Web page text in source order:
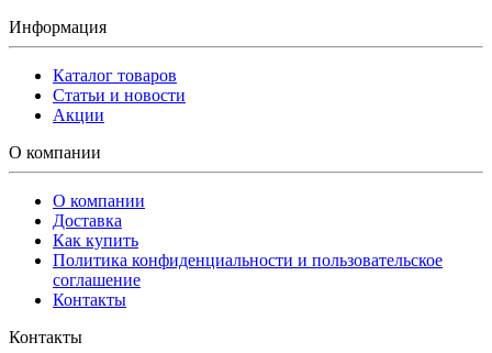
Информация
Каталог товаров
Статьи и новости
Акции
О компании
О компании
Доставка
Как купить
Политика конфиденциальности и пользовательское
соглашение
Контакты
Контакты